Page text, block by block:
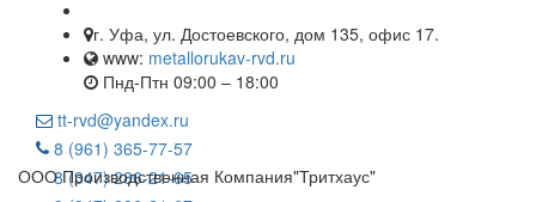
г. Уфа, ул. Достоевского, дом 135, офис 17.
www: metallorukav-rvd.ru
Пнд-Птн 09:00 – 18:00
tt-rvd@yandex.ru
8 (961) 365-77-57
8 (347) 286-21-65
ООО Производственная Компания"Тритхаус"